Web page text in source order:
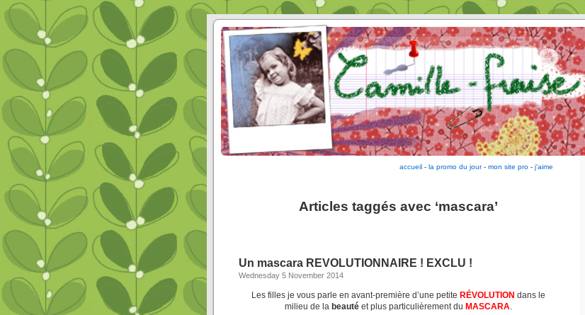
accueil- la promo du jour- mon site pro- j'aime
Articles taggés avec ‘mascara’
Un mascara REVOLUTIONNAIRE ! EXCLU !
Wednesday 5 November 2014
Les filles je vous parle en avant-première d’une petite RÉVOLUTION dans le
milieu de la beautéet plus particulièrement du MASCARA.